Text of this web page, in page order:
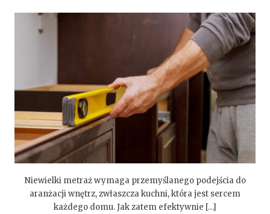
Niewielki metraż wymaga przemyślanego podejścia do
aranżacji wnętrz, zwłaszcza kuchni, która jest sercem
każdego domu. Jak zatem efektywnie […]